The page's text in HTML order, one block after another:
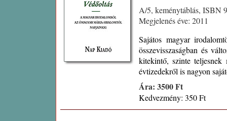
A/5, keménytáblás, ISBN
Megjelenés éve: 2011
Sajátos magyar
összevisszaságban és
kitekintő, szinte
évtizedekről is nagyon
Ára: 3500 Ft
Kedvezmény: 350 Ft